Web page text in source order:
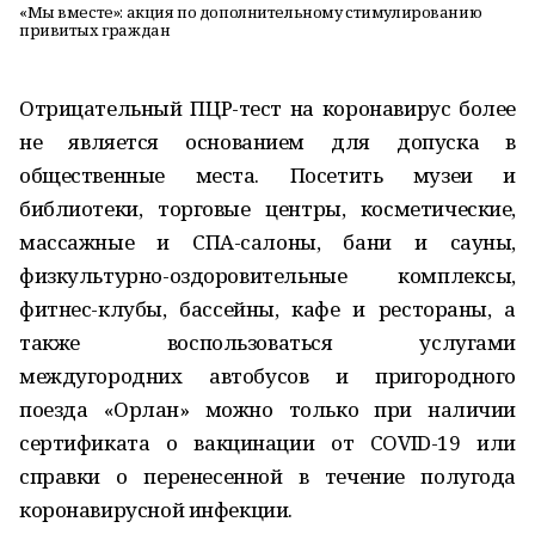
«Мы вместе»: акция по дополнительному стимулированию
привитых граждан
Отрицательный ПЦР-тест на коронавирус более
не является основанием для допуска в
общественные места. Посетить музеи и
библиотеки, торговые центры, косметические,
массажные и СПА-салоны, бани и сауны,
физкультурно-оздоровительные комплексы,
фитнес-клубы, бассейны, кафе и рестораны, а
также воспользоваться услугами
междугородних автобусов и пригородного
поезда «Орлан» можно только при наличии
сертификата о вакцинации от COVID-19 или
справки о перенесенной в течение полугода
коронавирусной инфекции.